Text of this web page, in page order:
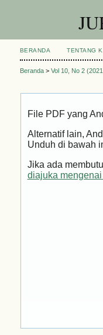
BERANDA TENTANG
Beranda> Vol 10, No 2
File PDF yang
Alternatif lain,
Unduh di bawah
Jika ada
diajuka mengenai